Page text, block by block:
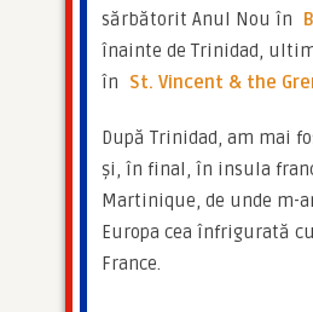
sărbătorit Anul Nou în
înainte de Trinidad,
în
St. Vincent & the
După Trinidad, am mai
și, în final, în insula
Martinique, de unde m-
Europa cea înfrigurată
France.